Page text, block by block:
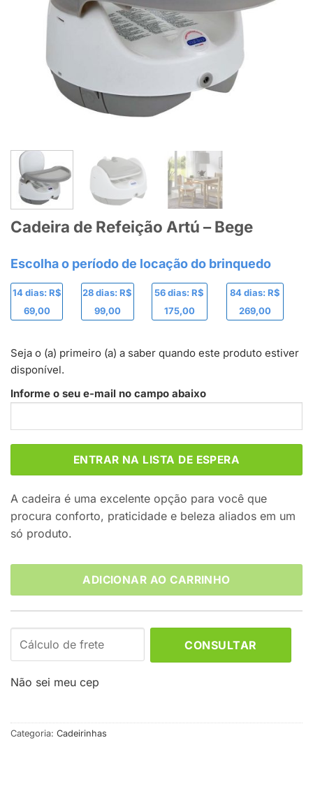
Cadeira de Refeição Artú – Bege
14 dias: R$
69,00
28 dias: R$
99,00
56 dias: R$
175,00
84 dias: R$
269,00
Seja o (a) primeiro (a) a saber quando este produto estiver
disponível.
Informe o seu e-mail no campo abaixo
A cadeira é uma excelente opção para você que
procura conforto, praticidade e beleza aliados em um
só produto.
ADICIONAR AO CARRINHO
CONSULTAR
Não sei meu cep
Categoria: Cadeirinhas